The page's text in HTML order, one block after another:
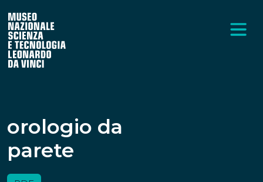
orologio da
parete